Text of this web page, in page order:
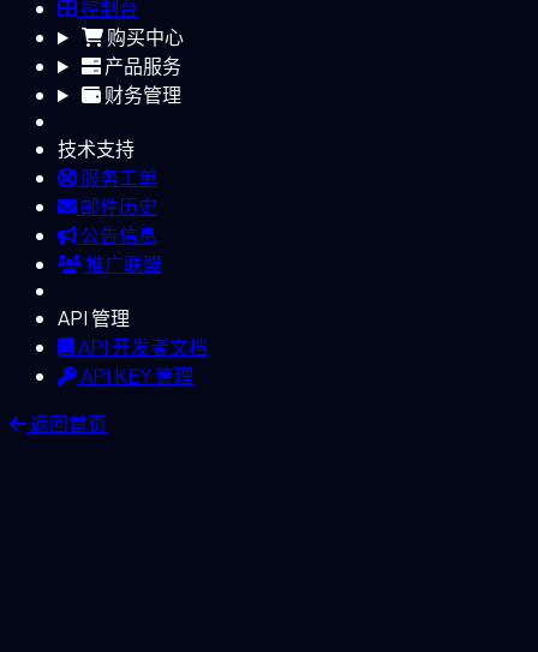
控制台
购买中心
产品服务
财务管理
技术支持
服务工单
邮件历史
公告信息
推广联盟
API 管理
API 开发者文档
API KEY 管理
返回首页